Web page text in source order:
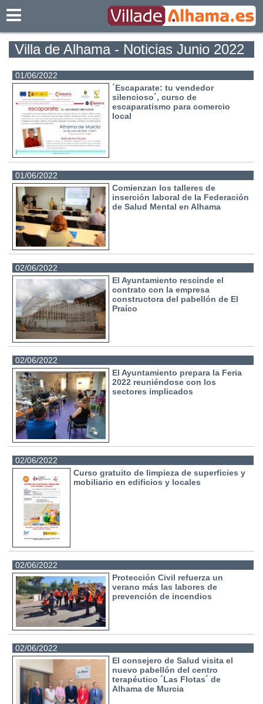
Villa de Alhama - Noticias Junio 2022
01/06/2022
´Escaparate: tu vendedor
silencioso´, curso de
escaparatismo para comercio
local
01/06/2022
Comienzan los talleres de
inserción laboral de la Federación
de Salud Mental en Alhama
02/06/2022
El Ayuntamiento rescinde el
contrato con la empresa
constructora del pabellón de El
Praíco
02/06/2022
El Ayuntamiento prepara la Feria
2022 reuniéndose con los
sectores implicados
02/06/2022
Curso gratuito de limpieza de superficies y
mobiliario en edificios y locales
02/06/2022
Protección Civil refuerza un
verano más las labores de
prevención de incendios
02/06/2022
El consejero de Salud visita el
nuevo pabellón del centro
terapéutico ´Las Flotas´ de
Alhama de Murcia